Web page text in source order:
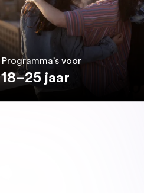
Programma's voor
18–25 jaar